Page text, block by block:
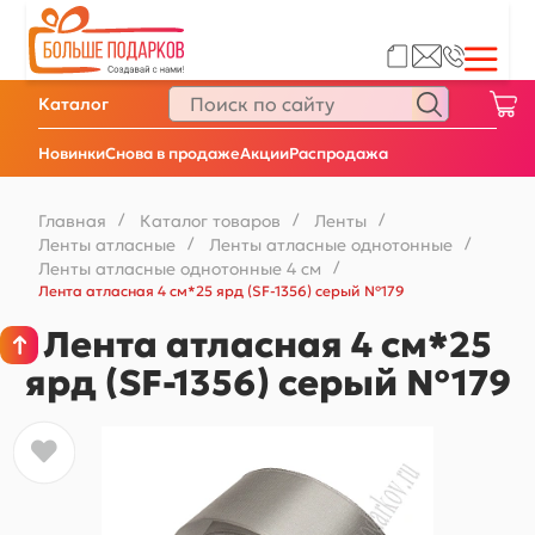
НовинкиСнова в продажеАкцииРаспродажа
Каталог
Главная / Каталог товаров / Ленты /
Ленты атласные / Ленты атласные однотонные /
Ленты атласные однотонные 4 см
/
Лента атласная 4 см*25 ярд (SF-1356) серый №179
Лента атласная 4 см*25
ярд (SF-1356) серый №179